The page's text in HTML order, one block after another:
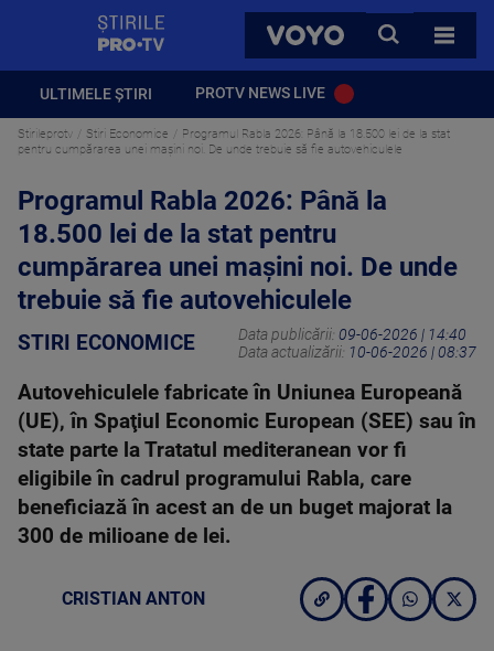
VOYO
CAUTA
TOATE
ULTIMELE ȘTIRI PROTV NEWS LIVE
Stirileprotv Stiri Economice
Programul Rabla 2026: Până la 18.500 lei de la stat
pentru cumpărarea unei mașini noi. De unde trebuie să fie autovehiculele
Programul Rabla 2026: Până la
18.500 lei de la stat pentru
cumpărarea unei mașini noi. De unde
trebuie să fie autovehiculele
STIRI ECONOMICE Data publicării: 09-06-2026 | 14:40
Data actualizării: 10-06-2026 | 08:37
Autovehiculele fabricate în Uniunea Europeană
(UE), în Spaţiul Economic European (SEE) sau în
state parte la Tratatul mediteranean vor fi
eligibile în cadrul programului Rabla, care
beneficiază în acest an de un buget majorat la
300 de milioane de lei.
CRISTIAN ANTON